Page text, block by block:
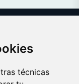
técnicas